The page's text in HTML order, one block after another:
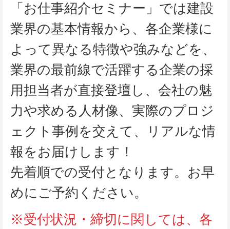
「お仕事紹介セミナー」では建設
業界の基本情報から、各企業様に
よって異なる特徴や強みなどを、
業界の最前線で活躍する企業の採
用担当者が直接登壇し、会社の魅
力や求める人材像、実際のプロジ
ェクト事例を交えて、リアルな情
報をお届けします！
先着順での受付となります。お早
めにご予約ください。
※受付状況・締切に関しては、各